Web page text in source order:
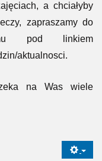
a chciałyby
zapraszamy do
pod linkiem
aktualnosci.
na Was wiele